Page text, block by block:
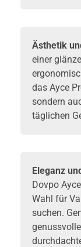
Ästhetik
einer
das Ayce
sondern
täglichen
Eleganz
Dovpo
Wahl für
suchen.